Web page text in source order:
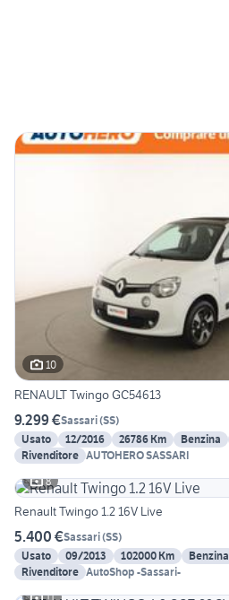
10
RENAULT Twingo GC54613
9.299 €Sassari(SS)
Usato
12/2016 26786 Km Benzina
Rivenditore AUTOHERO SASSARI
8
Renault Twingo 1.2 16V Live
5.400 €Sassari(SS)
Usato
09/2013 102000 Km Benzina
Rivenditore AutoShop -Sassari-